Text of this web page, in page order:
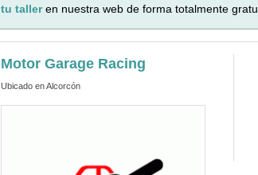
tu talleren nuestra web de forma totalmente
Motor Garage Racing
Ubicado en Alcorcón